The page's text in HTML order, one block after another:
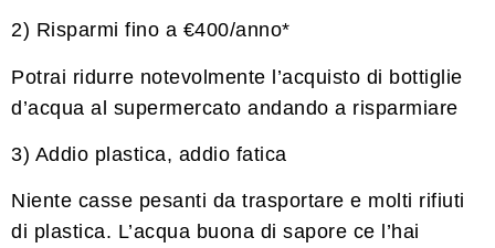
2) Risparmi fino a €400/anno*
Potrai ridurre notevolmente l’acquisto di bottiglie
d’acqua al supermercato andando a risparmiare
3) Addio plastica, addio fatica
Niente casse pesanti da trasportare e molti rifiuti
di plastica. L’acqua buona di sapore ce l’hai